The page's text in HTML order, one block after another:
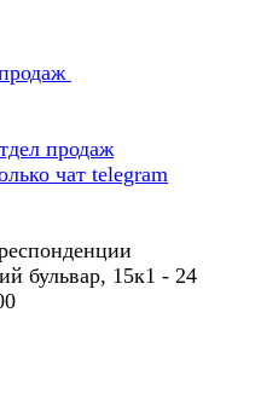
продаж
чат telegram
бульвар, 15к1 - 24